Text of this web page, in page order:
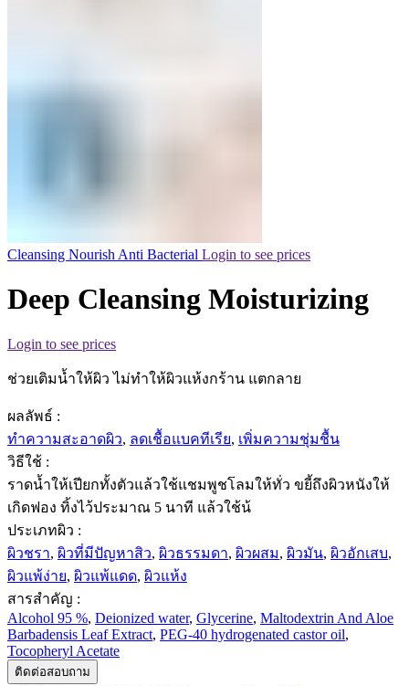
Cleansing Nourish Anti Bacterial Login to see prices
Deep Cleansing Moisturizing
Login to see prices
ช่วยเติมน้ำให้ผิว ไม่ทำให้ผิวแห้งกร้าน แตกลาย
ผลลัพธ์ :
ทำความสะอาดผิว, ลดเชื้อแบคทีเรีย, เพิ่มความชุ่มชื้น
วิธีใช้ :
ราดน้ำให้เปียกทั้งตัวแล้วใช้แชมพูชโลมให้ทั่ว ขยี้ถึงผิวหนังให้
เกิดฟอง ทิ้งไว้ประมาณ 5 นาที แล้วใช้น้
ประเภทผิว :
ผิวชรา, ผิวที่มีปัญหาสิว, ผิวธรรมดา, ผิวผสม, ผิวมัน, ผิวอักเสบ,
ผิวแพ้ง่าย, ผิวแพ้แดด, ผิวแห้ง
สารสำคัญ :
Alcohol 95 %, Deionized water, Glycerine, Maltodextrin And Aloe
Barbadensis Leaf Extract, PEG-40 hydrogenated castor oil,
Tocopheryl Acetate
ติดต่อสอบถาม